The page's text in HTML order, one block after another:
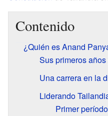
Contenido
¿Quién es Anand
Sus primeros
Una carrera en la
Liderando
Primer